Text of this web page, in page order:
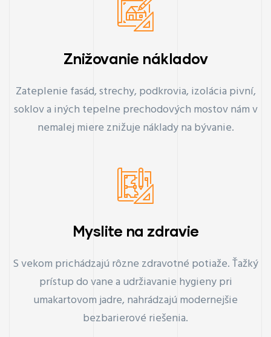
Znižovanie nákladov
Zateplenie fasád, strechy, podkrovia, izolácia pivní,
soklov a iných tepelne prechodových mostov nám v
nemalej miere znižuje náklady na bývanie.
Myslite na zdravie
S vekom prichádzajú rôzne zdravotné potiaže. Ťažký
prístup do vane a udržiavanie hygieny pri
umakartovom jadre, nahrádzajú modernejšie
bezbarierové riešenia.